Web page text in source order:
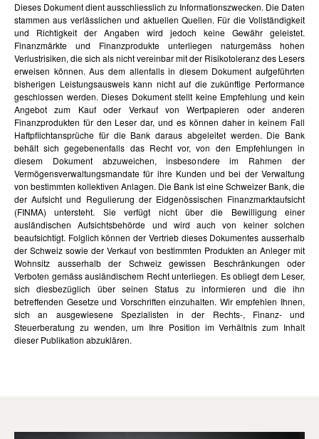
Dieses Dokument dient ausschliesslich zu Informationszwecken. Die Daten
stammen aus verlässlichen und aktuellen Quellen. Für die Vollständigkeit
und Richtigkeit der Angaben wird jedoch keine Gewähr geleistet.
Finanzmärkte und Finanzprodukte unterliegen naturgemäss hohen
Verlustrisiken, die sich als nicht vereinbar mit der Risikotoleranz des Lesers
erweisen können. Aus dem allenfalls in diesem Dokument aufgeführten
bisherigen Leistungsausweis kann nicht auf die zukünftige Performance
geschlossen werden. Dieses Dokument stellt keine Empfehlung und kein
Angebot zum Kauf oder Verkauf von Wertpapieren oder anderen
Finanzprodukten für den Leser dar, und es können daher in keinem Fall
Haftpflichtansprüche für die Bank daraus abgeleitet werden. Die Bank
behält sich gegebenenfalls das Recht vor, von den Empfehlungen in
diesem Dokument abzuweichen, insbesondere im Rahmen der
Vermögensverwaltungsmandate für ihre Kunden und bei der Verwaltung
von bestimmten kollektiven Anlagen. Die Bank ist eine Schweizer Bank, die
der Aufsicht und Regulierung der Eidgenössischen Finanzmarktaufsicht
(FINMA) untersteht. Sie verfügt nicht über die Bewilligung einer
ausländischen Aufsichtsbehörde und wird auch von keiner solchen
beaufsichtigt. Folglich können der Vertrieb dieses Dokumentes ausserhalb
der Schweiz sowie der Verkauf von bestimmten Produkten an Anleger mit
Wohnsitz ausserhalb der Schweiz gewissen Beschränkungen oder
Verboten gemäss ausländischem Recht unterliegen. Es obliegt dem Leser,
sich diesbezüglich über seinen Status zu informieren und die ihn
betreffenden Gesetze und Vorschriften einzuhalten. Wir empfehlen Ihnen,
sich an ausgewiesene Spezialisten in der Rechts-, Finanz- und
Steuerberatung zu wenden, um Ihre Position im Verhältnis zum Inhalt
dieser Publikation abzuklären.